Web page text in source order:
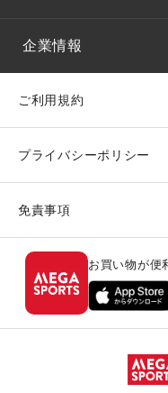
企業情報
ご利用規約
プライバシーポリシー
免責事項
お買い物が便